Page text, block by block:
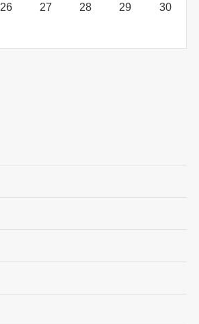
26 27 28 29 30